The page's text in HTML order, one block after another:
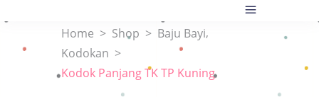
Home > Shop > Baju Bayi,
Kodokan >
Kodok Panjang TK TP Kuning